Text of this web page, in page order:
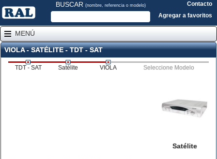
BUSCAR (nombre, referencia o modelo)
Contacto
Agregar a favoritos
MENÚ
VIOLA - SATÉLITE - TDT - SAT
TDT - SAT Satélite VIOLA Seleccione Modelo
Satélite